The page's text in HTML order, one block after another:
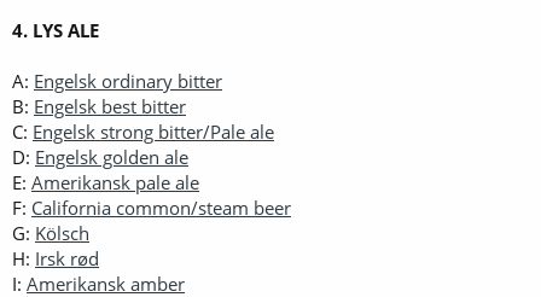
4. LYS ALE
A: Engelsk ordinary bitter
B: Engelsk best bitter
C: Engelsk strong bitter/Pale ale
D: Engelsk golden ale
E: Amerikansk pale ale
F: California common/steam beer
G: Kölsch
H: Irsk rød
I: Amerikansk amber